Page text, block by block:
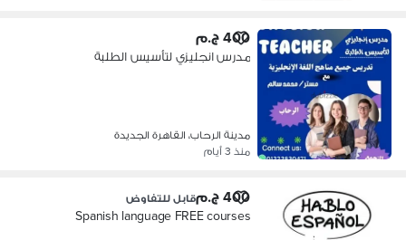
400 ج.م
مدرس انجليزي لتأسيس الطلبة
مدينة الرحاب، القاهرة الجديدة
منذ 3 أيام
400 ج.م قابل للتفاوض
Spanish language FREE courses